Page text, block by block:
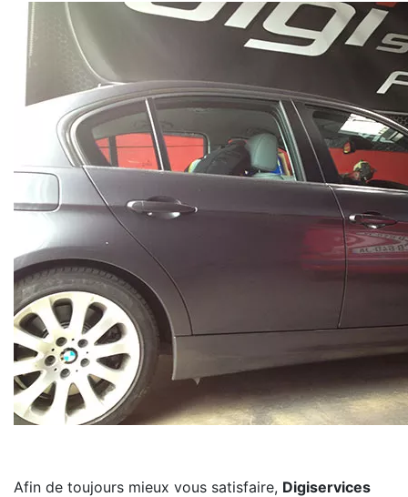
Afin de toujours mieux vous satisfaire, Digiservices